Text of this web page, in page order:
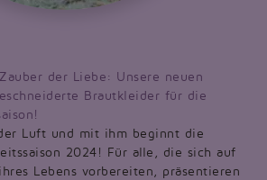
der Liebe: Unsere neuen
Brautkleider für die
Luft und mit ihm beginnt die
2024! Für alle, die sich auf
Lebens vorbereiten, präsentieren